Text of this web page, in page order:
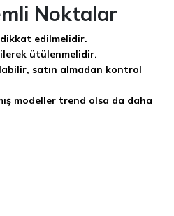
Noktalar
edilmelidir.
ütülenmelidir.
satın almadan kontrol
modeller trend olsa da daha